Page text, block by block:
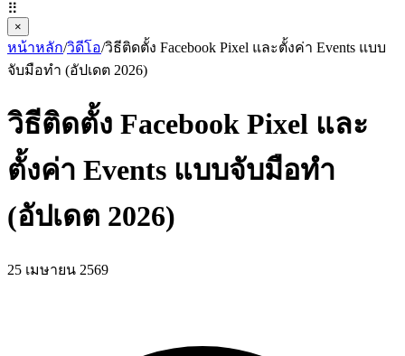
⠿
×
หน้าหลัก/วิดีโอ/วิธีติดตั้ง Facebook Pixel และตั้งค่า Events แบบ
จับมือทำ (อัปเดต 2026)
วิธีติดตั้ง Facebook Pixel และ
ตั้งค่า Events แบบจับมือทำ
(อัปเดต 2026)
25 เมษายน 2569